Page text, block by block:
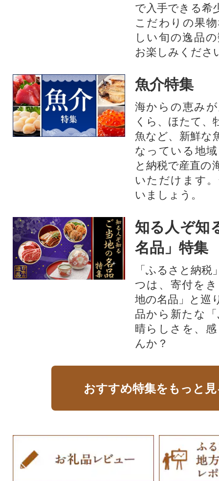
で入手できる希
こだわりの果
しい旬の逸品
お楽しみくださ
魚介特集
海からの恵み
くら、ほたて、
魚など、新鮮な
なっている地
と納税で産直の
いただけます
いましょう。
知る人ぞ知
名品」特集
「ふるさと納
つは、寄付を
地の名品」と巡
品から新たな
晴らしさを、
んか？
おすすめ特集をもっと